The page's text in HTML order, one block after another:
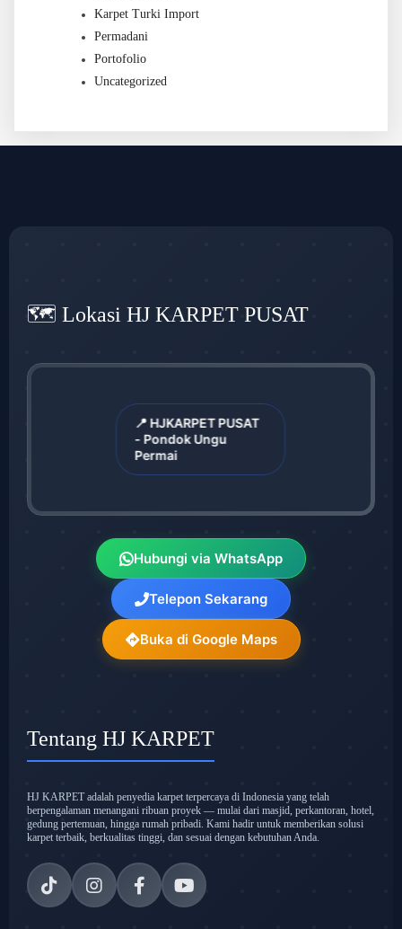
Karpet Turki Import
Permadani
Portofolio
Uncategorized
🗺️ Lokasi HJ KARPET PUSAT
📍 HJKARPET PUSAT
- Pondok Ungu
Permai
Hubungi via WhatsApp
Telepon Sekarang
Buka di Google Maps
Tentang HJ KARPET
HJ KARPET adalah penyedia karpet terpercaya di Indonesia yang telah
berpengalaman menangani ribuan proyek — mulai dari masjid, perkantoran, hotel,
gedung pertemuan, hingga rumah pribadi. Kami hadir untuk memberikan solusi
karpet terbaik, berkualitas tinggi, dan sesuai dengan kebutuhan Anda.